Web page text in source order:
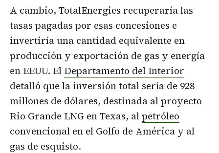
A cambio, TotalEnergies recuperaría las
tasas pagadas por esas concesiones e
invertiría una cantidad equivalente en
producción y exportación de gas y energía
en EEUU. El Departamento del Interior
detalló que la inversión total sería de 928
millones de dólares, destinada al proyecto
Rio Grande LNG en Texas, alpetróleo
convencional en el Golfo de América y al
gas de esquisto.